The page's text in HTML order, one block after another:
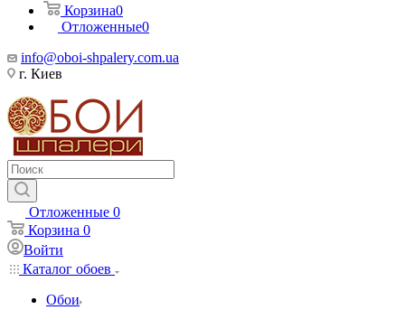
Корзина0
Отложенные0
info@oboi-shpalery.com.ua
г. Киев
Отложенные 0
Корзина 0
Войти
Каталог обоев
Обои